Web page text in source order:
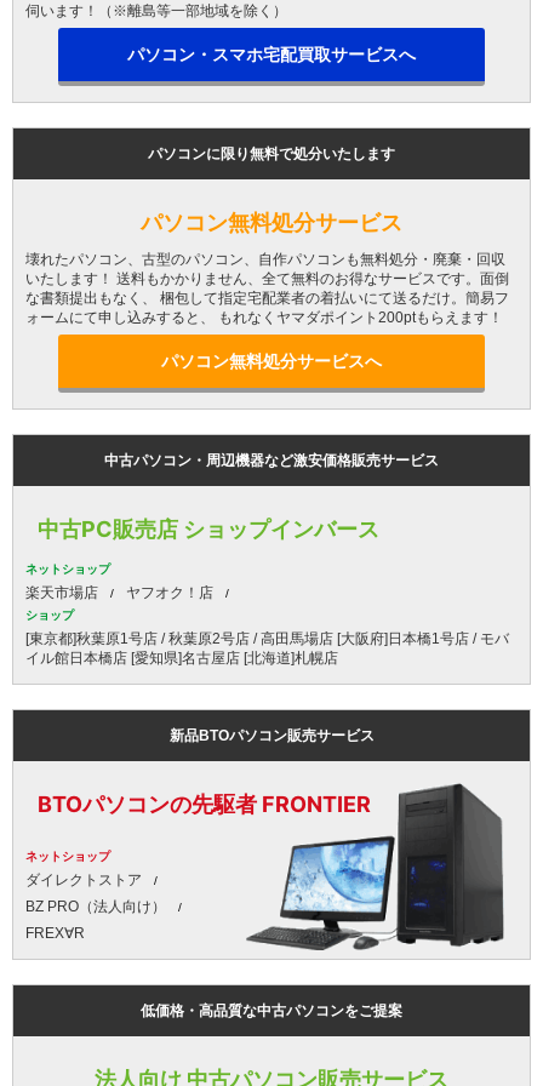
伺います！（※離島等一部地域を除く）
パソコン・スマホ宅配買取サービスへ
パソコンに限り無料で処分いたします
パソコン無料処分サービス
壊れたパソコン、古型のパソコン、自作パソコンも無料処分・廃棄・回収
いたします！ 送料もかかりません、全て無料のお得なサービスです。面倒
な書類提出もなく、 梱包して指定宅配業者の着払いにて送るだけ。簡易フ
ォームにて申し込みすると、 もれなくヤマダポイント200ptもらえます！
パソコン無料処分サービスへ
中古パソコン・周辺機器など激安価格販売サービス
中古PC販売店 ショップインバース
ネットショップ
楽天市場店 ヤフオク！店
ショップ
[東京都]秋葉原1号店 / 秋葉原2号店 / 高田馬場店 [大阪府]日本橋1号店 / モバ
イル館日本橋店 [愛知県]名古屋店 [北海道]札幌店
新品BTOパソコン販売サービス
BTOパソコンの先駆者 FRONTIER
ネットショップ
ダイレクトストア
BZ PRO（法人向け）
FREX∀R
低価格・高品質な中古パソコンをご提案
法人向け 中古パソコン販売サービス